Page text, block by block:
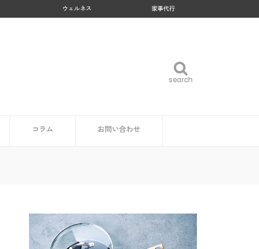
ウェルネス 家事代行
search
search
コラム お問い合わせ